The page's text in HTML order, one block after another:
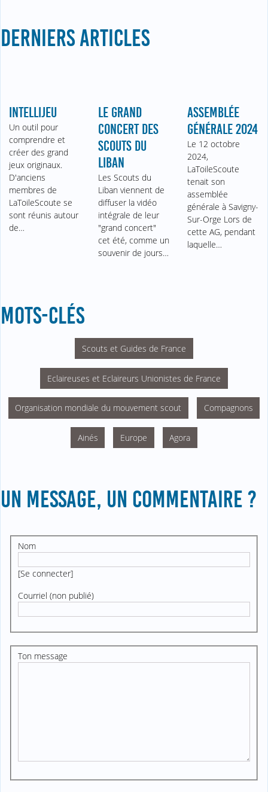
DERNIERS ARTICLES
INTELLIJEU
Un outil pour
comprendre et
créer des grand
jeux originaux.
D'anciens
membres de
LaToileScoute se
sont réunis autour
de…
LE GRAND
CONCERT DES
SCOUTS DU
LIBAN
Les Scouts du
Liban viennent de
diffuser la vidéo
intégrale de leur
"grand concert"
cet été, comme un
souvenir de jours…
ASSEMBLÉE
GÉNÉRALE 2024
Le 12 octobre
2024,
LaToileScoute
tenait son
assemblée
générale à Savigny-
Sur-Orge Lors de
cette AG, pendant
laquelle…
MOTS-CLÉS
Scouts et Guides de France
Eclaireuses et Eclaireurs Unionistes de France
Organisation mondiale du mouvement scout Compagnons
Ainés Europe Agora
UN MESSAGE, UN COMMENTAIRE ?
Nom
[Se connecter]
Courriel (non publié)
Ton message